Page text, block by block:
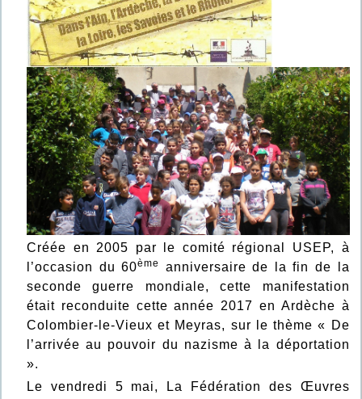
Créée en 2005 par le comité régional USEP, à
l’occasion du 60ème
anniversaire de la fin de la
seconde guerre mondiale, cette manifestation
était reconduite cette année 2017 en Ardèche à
Colombier-le-Vieux et Meyras, sur le thème « De
l’arrivée au pouvoir du nazisme à la déportation
».
Le vendredi 5 mai, La Fédération des Œuvres